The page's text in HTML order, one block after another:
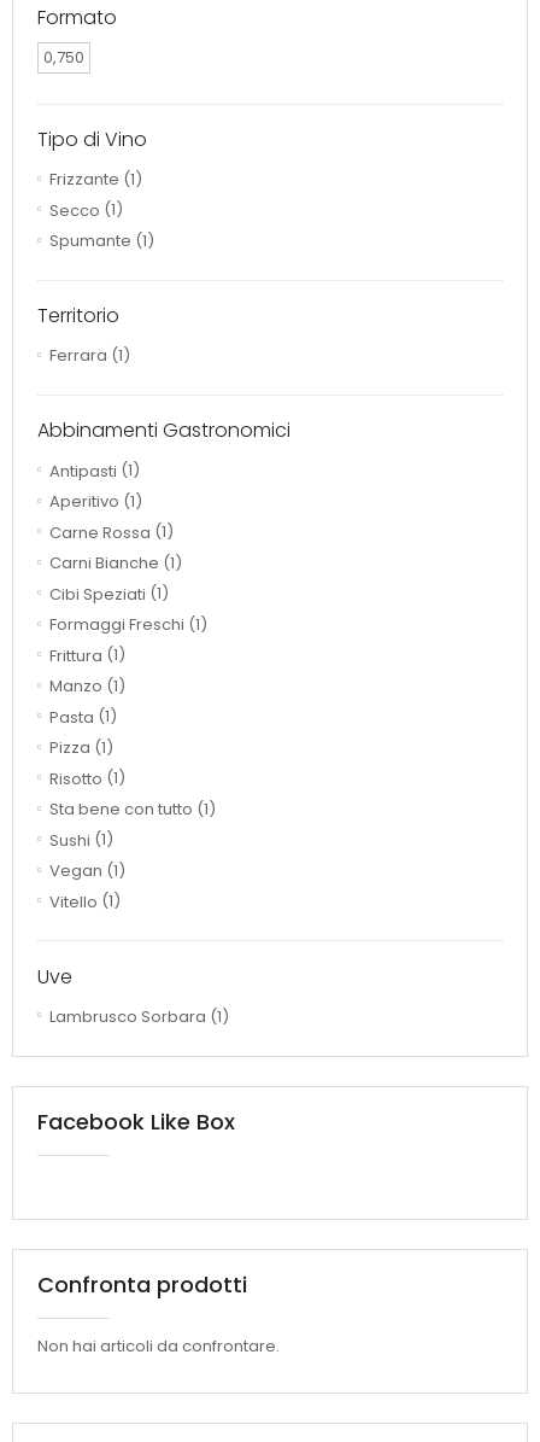
Formato
0,750
Tipo di Vino
Frizzante (1)
Secco (1)
Spumante (1)
Territorio
Ferrara (1)
Abbinamenti Gastronomici
Antipasti (1)
Aperitivo (1)
Carne Rossa (1)
Carni Bianche (1)
Cibi Speziati (1)
Formaggi Freschi (1)
Frittura (1)
Manzo (1)
Pasta (1)
Pizza (1)
Risotto (1)
Sta bene con tutto (1)
Sushi (1)
Vegan (1)
Vitello (1)
Uve
Lambrusco Sorbara (1)
Facebook Like Box
Confronta prodotti
Non hai articoli da confrontare.